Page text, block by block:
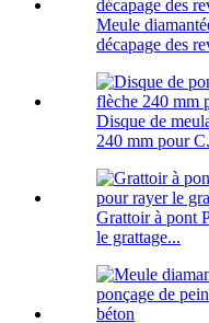
Meule
décapage des
Disque de
240 mm pour
Grattoir à pont
le grattage...